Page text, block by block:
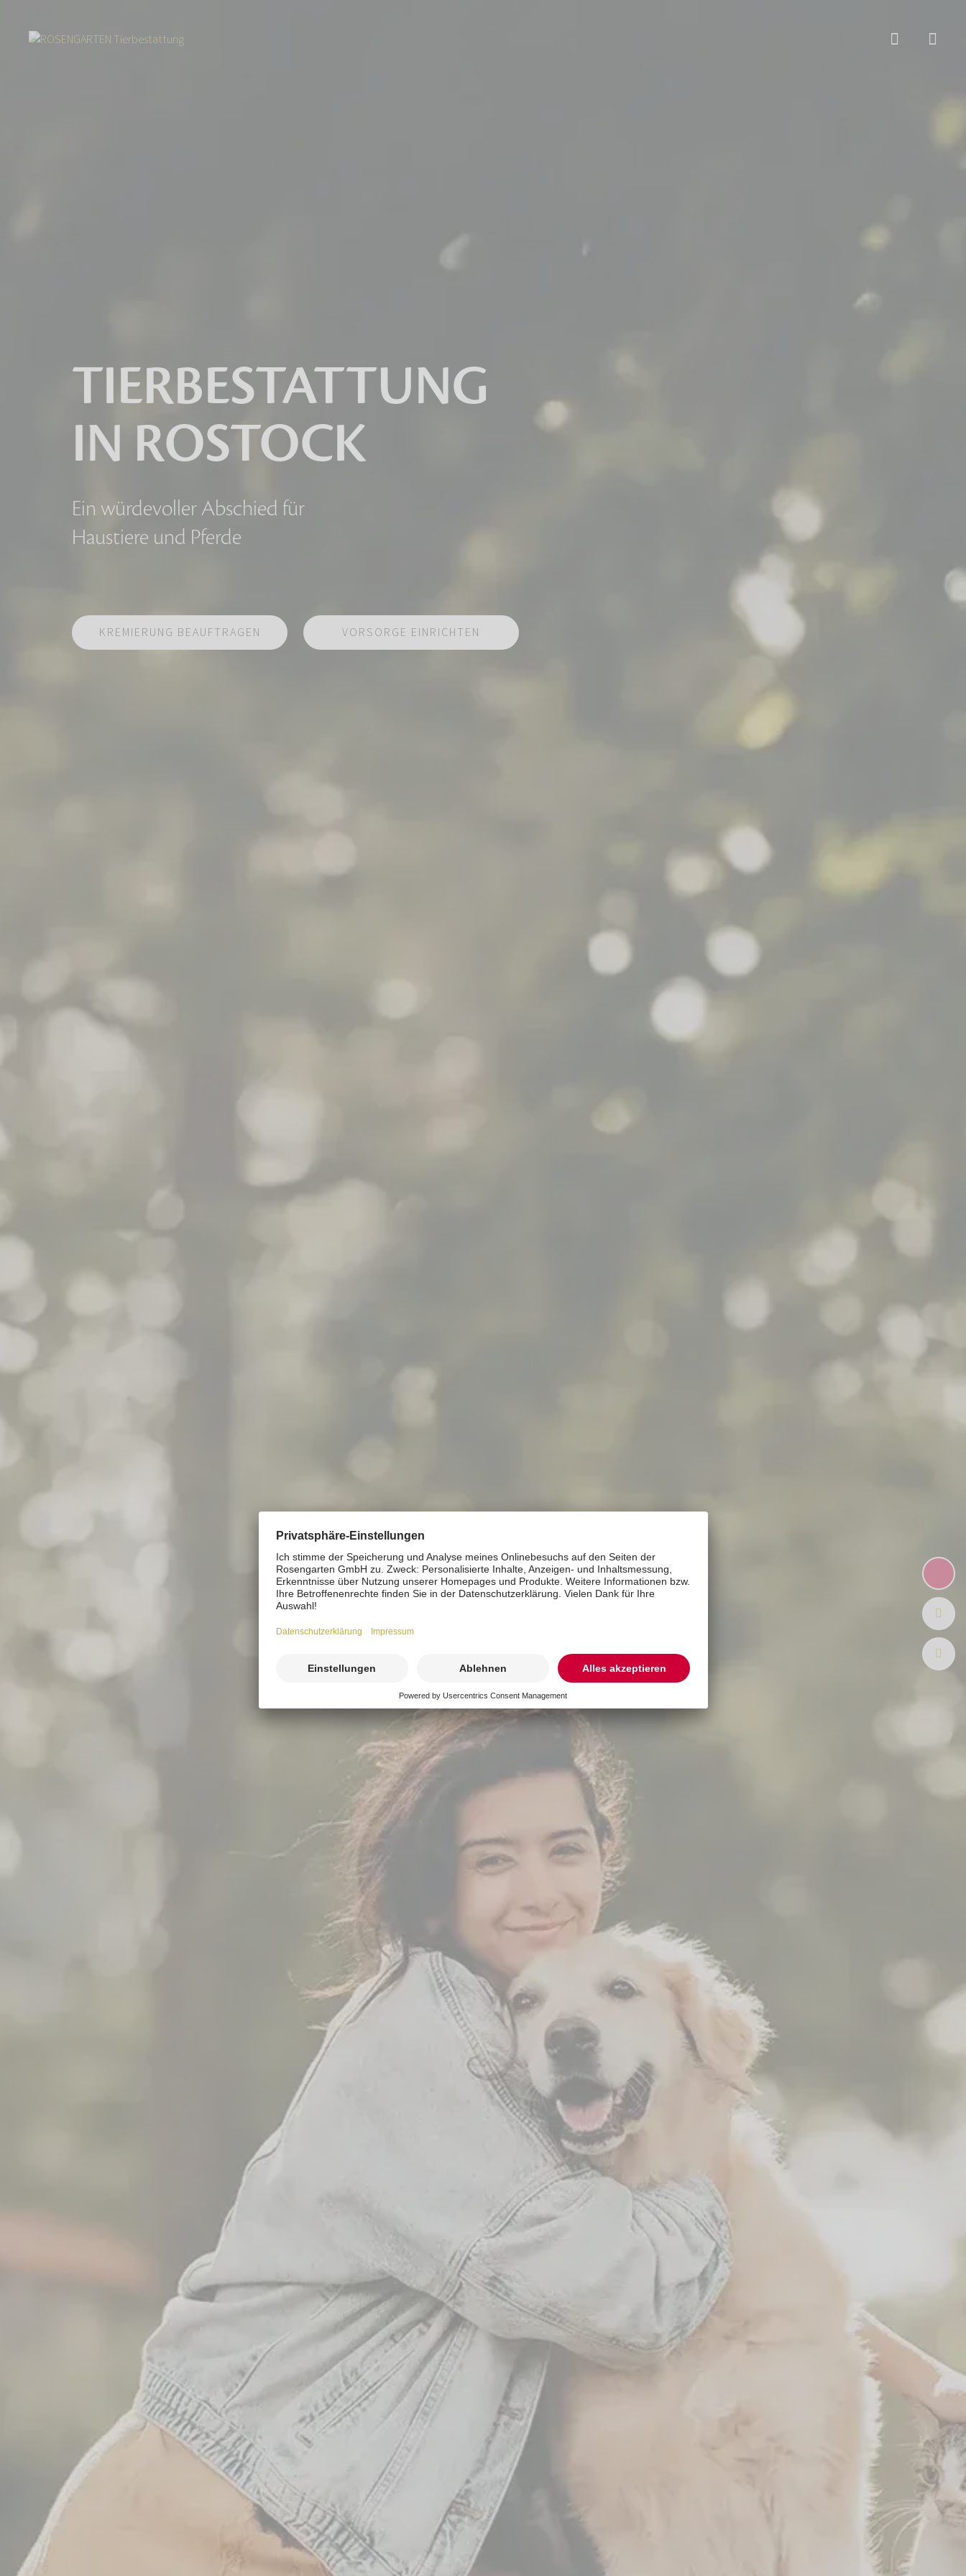
TIERBESTATTUNG
IN ROSTOCK
Ein würdevoller Abschied für
Haustiere und Pferde
KREMIERUNG BEAUFTRAGEN VORSORGE EINRICHTEN